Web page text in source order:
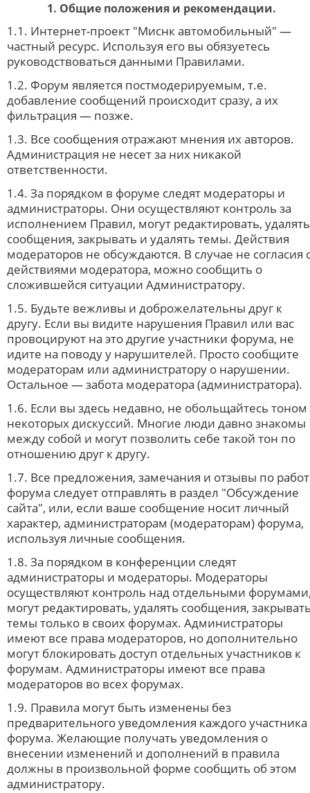
1. Общие положения и рекомендации.
1.1. Интернет-проект "Миснк автомобильный" —
частный ресурс. Используя его вы обязуетесь
руководствоваться данными Правилами.
1.2. Форум является постмодерируемым, т.е.
добавление сообщений происходит сразу, а их
фильтрация — позже.
1.3. Все сообщения отражают мнения их авторов.
Администрация не несет за них никакой
ответственности.
1.4. За порядком в форуме следят модераторы и
администраторы. Они осуществляют контроль за
исполнением Правил, могут редактировать, удалять
сообщения, закрывать и удалять темы. Действия
модераторов не обсуждаются. В случае не согласия
действиями модератора, можно сообщить о
сложившейся ситуации Администратору.
1.5. Будьте вежливы и доброжелательны друг к
другу. Если вы видите нарушения Правил или вас
провоцируют на это другие участники форума, не
идите на поводу у нарушителей. Просто сообщите
модераторам или администратору о нарушении.
Остальное — забота модератора (администратора).
1.6. Если вы здесь недавно, не обольщайтесь тоном
некоторых дискуссий. Многие люди давно знакомы
между собой и могут позволить себе такой тон по
отношению друг к другу.
1.7. Все предложения, замечания и отзывы по
форума следует отправлять в раздел "Обсуждение
сайта", или, если ваше сообщение носит личный
характер, администраторам (модераторам) форума,
используя личные сообщения.
1.8. За порядком в конференции следят
администраторы и модераторы. Модераторы
осуществляют контроль над отдельными
могут редактировать, удалять сообщения,
темы только в своих форумах. Администраторы
имеют все права модераторов, но дополнительно
могут блокировать доступ отдельных участников к
форумам. Администраторы имеют все права
модераторов во всех форумах.
1.9. Правила могут быть изменены без
предварительного уведомления каждого участника
форума. Желающие получать уведомления о
внесении изменений и дополнений в правила
должны в произвольной форме сообщить об этом
администратору.